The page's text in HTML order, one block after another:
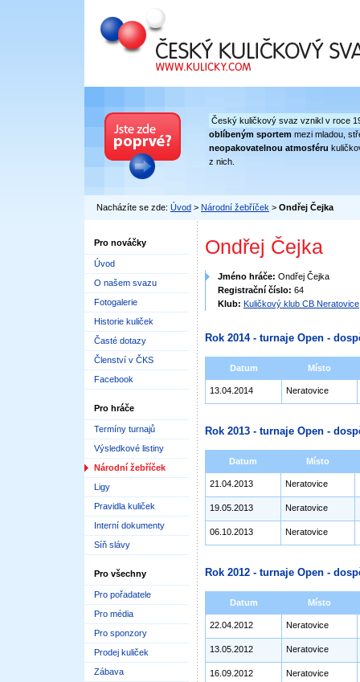
Český kuličkový svaz
Český kuličkový svaz vznikl v roce
oblíbeným sportem mezi mladou,
neopakovatelnou atmosféru
z nich.
Nacházíte se zde: Úvod > Národní žebříček > Ondřej Čejka
Pro nováčky
Úvod
O našem svazu
Fotogalerie
Historie kuliček
Časté dotazy
Členství v ČKS
Facebook
Pro hráče
Termíny turnajů
Výsledkové listiny
Národní žebříček
Ligy
Pravidla kuliček
Interní dokumenty
Síň slávy
Pro všechny
Pro pořadatele
Pro média
Pro sponzory
Prodej kuliček
Zábava
Ondřej Čejka
Jméno hráče: Ondřej Čejka
Registrační číslo: 64
Klub: Kuličkový klub CB Neratovice
Rok 2014 - turnaje Open -
Datum Místo
13.04.2014 Neratovice
Rok 2013 - turnaje Open -
Datum Místo
21.04.2013 Neratovice
19.05.2013 Neratovice
06.10.2013 Neratovice
Rok 2012 - turnaje Open -
Datum Místo
22.04.2012 Neratovice
13.05.2012 Neratovice
16.09.2012 Neratovice